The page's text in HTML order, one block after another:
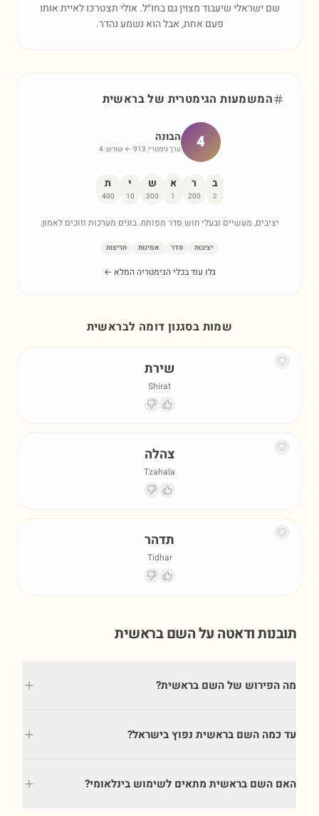
שם ישראלי שיעבוד מצוין גם בחו״ל. אולי תצטרכו לאיית אותו
פעם אחת, אבל הוא נשמע נהדר.
המשמעות הגימטרית שלבראשית
4 הבונה
ערך גימטרי: 913 ← שורש: 4
ב
2
ר
200
א
1
ש
300
י
10
ת
400
יציבים, מעשיים ובעלי חוש סדר מפותח. בונים מערכות וזוכים לאמון.
יציבות סדר אמינות חריצות
גלו עוד בכלי הגימטריה המלא ←
שמות בסגנון דומה לבראשית
שירת
Shirat
צהלה
Tzahala
תדהר
Tidhar
תובנות ודאטה על השםבראשית
מה הפירוש של השם בראשית?
עד כמה השם בראשית נפוץ בישראל?
האם השם בראשית מתאים לשימוש בינלאומי?